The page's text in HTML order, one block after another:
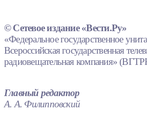
© Сетевое издание «Вести.Ру»
«Федеральное государственное
Всероссийская государственная
радиовещательная компания»
Главный редактор
А. А. Филипповский